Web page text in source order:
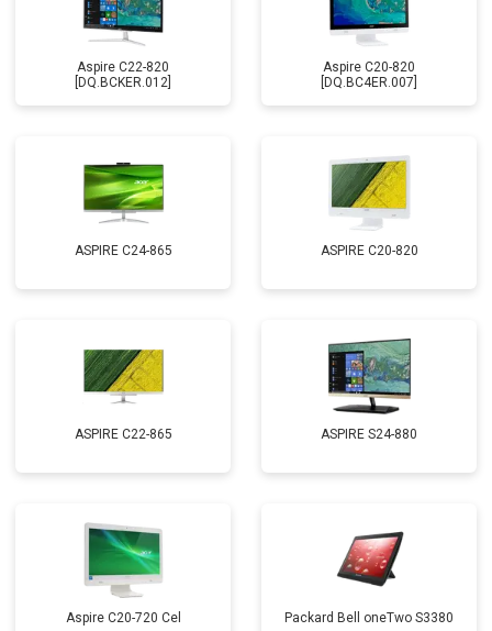
Aspire C22-820
[DQ.BCKER.012]
Aspire C20-820
[DQ.BC4ER.007]
ASPIRE C24-865 ASPIRE C20-820
ASPIRE C22-865 ASPIRE S24-880
Aspire C20-720 Cel Packard Bell oneTwo S3380